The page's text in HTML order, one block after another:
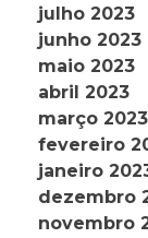
julho 2023
junho 2023
maio 2023
abril 2023
março 2023
fevereiro
janeiro
dezembro
novembro